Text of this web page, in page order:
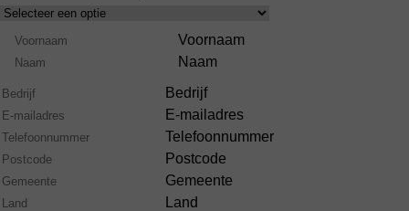
Select
Product
Range
Naam
Voornaam
Naam
Bedrijf
E-mailadres
Telefoonnummer
Postcode
Gemeente
Land